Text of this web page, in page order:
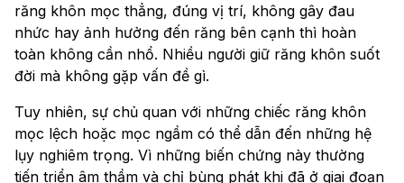
răng khôn mọc thẳng, đúng vị trí, không gây đau
nhức hay ảnh hưởng đến răng bên cạnh thì hoàn
toàn không cần nhổ. Nhiều người giữ răng khôn suốt
đời mà không gặp vấn đề gì.
Tuy nhiên, sự chủ quan với những chiếc răng khôn
mọc lệch hoặc mọc ngầm có thể dẫn đến những hệ
lụy nghiêm trọng. Vì những biến chứng này thường
tiến triển âm thầm và chỉ bùng phát khi đã ở giai đoạn